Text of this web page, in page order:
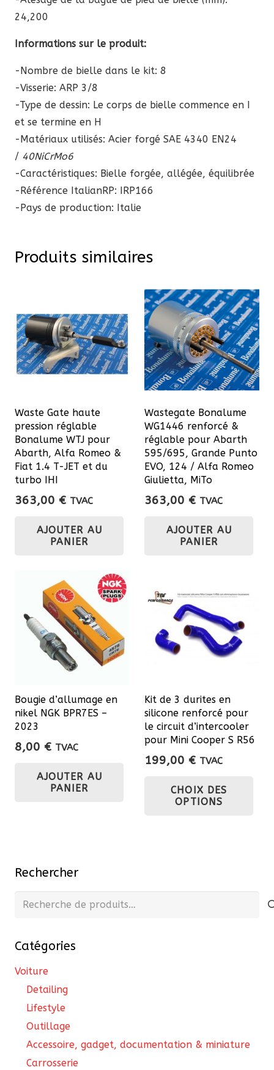
24,200
Informations sur le produit:
-Nombre de bielle dans le kit: 8
-Visserie: ARP 3/8
-Type de dessin: Le corps de bielle commence en I
et se termine en H
-Matériaux utilisés: Acier forgé SAE 4340 EN24
/ 40NiCrMo6
-Caractéristiques: Bielle forgée, allégée, équilibrée
-Référence ItalianRP: IRP166
-Pays de production: Italie
Produits similaires
Waste Gate haute
pression réglable
Bonalume WTJ pour
Abarth, Alfa Romeo &
Fiat 1.4 T-JET et du
turbo IHI
363,00 € TVAC
AJOUTER AU
PANIER
Wastegate Bonalume
WG1446 renforcé &
réglable pour Abarth
595/695, Grande Punto
EVO, 124 / Alfa Romeo
Giulietta, MiTo
363,00 € TVAC
AJOUTER AU
PANIER
Bougie d’allumage en
nikel NGK BPR7ES –
2023
8,00 € TVAC
AJOUTER AU
PANIER
Kit de 3 durites en
silicone renforcé pour
le circuit d’intercooler
pour Mini Cooper S R56
199,00 € TVAC
CHOIX DES
OPTIONS
Rechercher
Recherche
Catégories
Voiture
Detailing
Lifestyle
Outillage
Accessoire, gadget, documentation & miniature
Carrosserie